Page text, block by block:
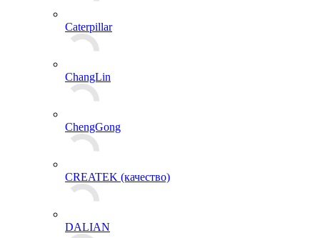
Caterpillar
ChangLin
ChengGong
CREATEK (качество)
DALIAN